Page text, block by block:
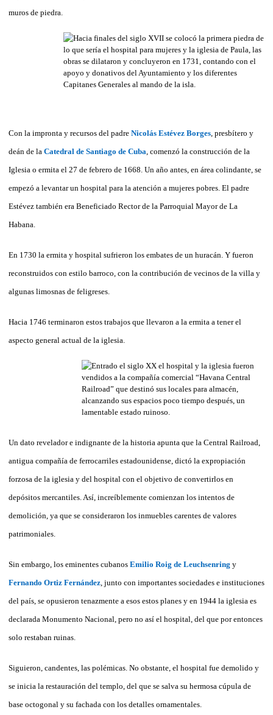
muros de piedra.
Con la impronta y recursos del padre Nicolás Estévez Borges, presbítero y
deán de la Catedral de Santiago de Cuba, comenzó la construcción de la
Iglesia o ermita el 27 de febrero de 1668. Un año antes, en área colindante, se
empezó a levantar un hospital para la atención a mujeres pobres. El padre
Estévez también era Beneficiado Rector de la Parroquial Mayor de La
Habana.
En 1730 la ermita y hospital sufrieron los embates de un huracán. Y fueron
reconstruidos con estilo barroco, con la contribución de vecinos de la villa y
algunas limosnas de feligreses.
Hacia 1746 terminaron estos trabajos que llevaron a la ermita a tener el
aspecto general actual de la iglesia.
Un dato revelador e indignante de la historia apunta que la Central Railroad,
antigua compañía de ferrocarriles estadounidense, dictó la expropiación
forzosa de la iglesia y del hospital con el objetivo de convertirlos en
depósitos mercantiles. Así, increíblemente comienzan los intentos de
demolición, ya que se consideraron los inmuebles carentes de valores
patrimoniales.
Sin embargo, los eminentes cubanos Emilio Roig de Leuchsenring y
Fernando Ortiz Fernández, junto con importantes sociedades e instituciones
del país, se opusieron tenazmente a esos estos planes y en 1944 la iglesia es
declarada Monumento Nacional, pero no así el hospital, del que por entonces
solo restaban ruinas.
Siguieron, candentes, las polémicas. No obstante, el hospital fue demolido y
se inicia la restauración del templo, del que se salva su hermosa cúpula de
base octogonal y su fachada con los detalles ornamentales.